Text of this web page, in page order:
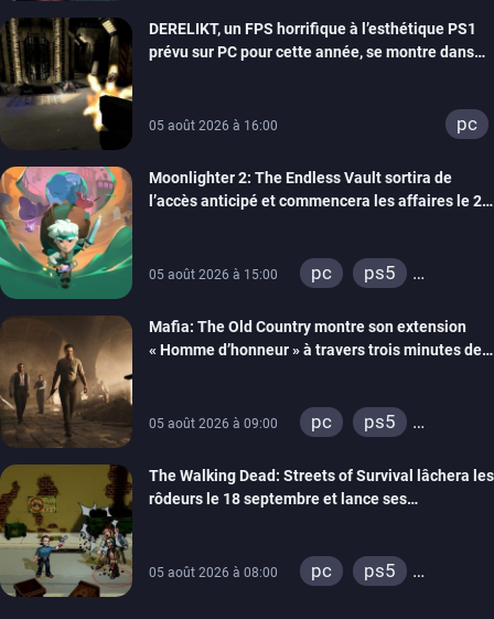
DERELIKT, un FPS horrifique à l’esthétique PS1
prévu sur PC pour cette année, se montre dans
05 août 2026 à 16:00 pc
Moonlighter 2: The Endless Vault sortira de
l’accès anticipé et commencera les affaires le 2
05 août 2026 à 15:00 pc
ps5
Mafia: The Old Country montre son extension
« Homme d’honneur » à travers trois minutes de
05 août 2026 à 09:00 pc
ps5
The Walking Dead: Streets of Survival lâchera les
rôdeurs le 18 septembre et lance ses
05 août 2026 à 08:00 pc
ps5